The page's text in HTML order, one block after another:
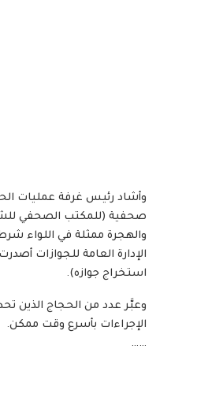
وأشاد رئيس غرفة عمليات
صحفية (للمكتب الصحفي
والهجرة ممثلة في اللواء
الإدارة العامة للجوازات
استخراج جوازه).
وعبَّر عدد من الحجاج الذين
الإجراءات بأسرع وقت ممكن.
……